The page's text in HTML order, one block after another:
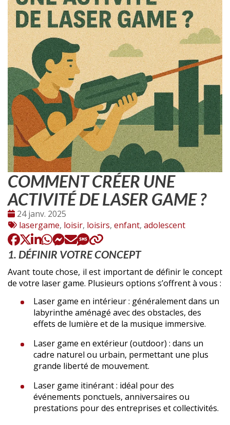
COMMENT CRÉER UNE
ACTIVITÉ DE LASER GAME ?
Date
:
24 janv. 2025
Tags
:
lasergame, loisir, loisirs, enfant, adolescent
1. DÉFINIR VOTRE CONCEPT
Avant toute chose, il est important de définir le concept
de votre laser game. Plusieurs options s’offrent à vous :
Laser game en intérieur : généralement dans un
labyrinthe aménagé avec des obstacles, des
effets de lumière et de la musique immersive.
Laser game en extérieur (outdoor) : dans un
cadre naturel ou urbain, permettant une plus
grande liberté de mouvement.
Laser game itinérant : idéal pour des
événements ponctuels, anniversaires ou
prestations pour des entreprises et collectivités.